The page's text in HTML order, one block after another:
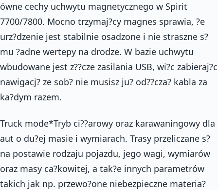
ówne cechy uchwytu magnetycznego w Spirit
7700/7800. Mocno trzymaj?cy magnes sprawia, ?e
urz?dzenie jest stabilnie osadzone i nie straszne s?
mu ?adne wertepy na drodze. W bazie uchwytu
wbudowane jest z??cze zasilania USB, wi?c zabieraj?c
nawigacj? ze sob? nie musisz ju? od??cza? kabla za
ka?dym razem.
Truck mode*Tryb ci??arowy oraz karawaningowy dla
aut o du?ej masie i wymiarach. Trasy przeliczane s?
na postawie rodzaju pojazdu, jego wagi, wymiarów
oraz masy ca?kowitej, a tak?e innych parametrów
takich jak np. przewo?one niebezpieczne materia?